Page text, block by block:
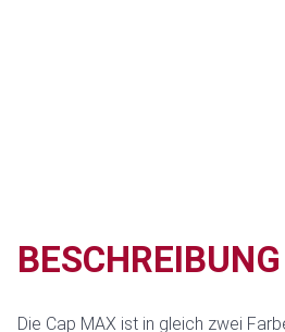
BESCHREIBUNG
Die Cap MAX ist in gleich zwei